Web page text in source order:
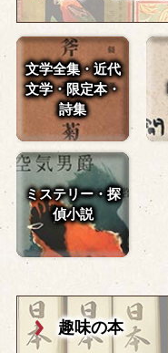
文学全集・近代
文学・ 限定本・
詩集
ミステリー・探
偵小説
趣味の本